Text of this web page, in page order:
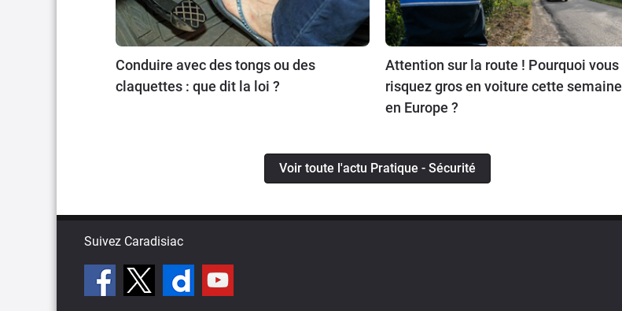
Conduire avec des tongs ou des
claquettes : que dit la loi ?
Attention sur la route ! Pourquoi vous
risquez gros en voiture cette semaine
en Europe ?
Voir toute l'actu Pratique - Sécurité
Suivez Caradisiac